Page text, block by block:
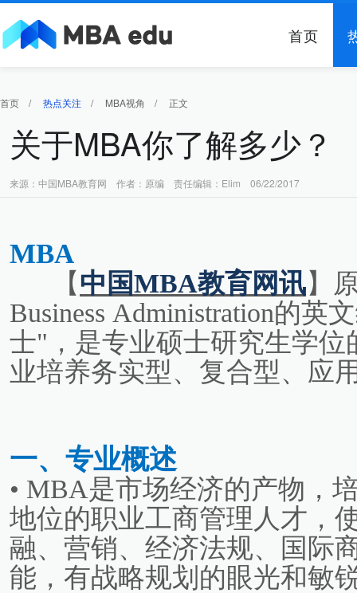
首页
首页 / 热点关注 / MBA视角 / 正文
关于MBA你了解多少？
来源：中国MBA教育网 作者：原编 责任编辑：Elim 06/22/2017
MBA
【中国MBA教育网讯】
Business Administration的英
士"，是专业硕士研究生学
业培养务实型、复合型、应
一、专业概述
• MBA是市场经济的产物，
地位的职业工商管理人才，
融、营销、经济法规、国际
能，有战略规划的眼光和敏